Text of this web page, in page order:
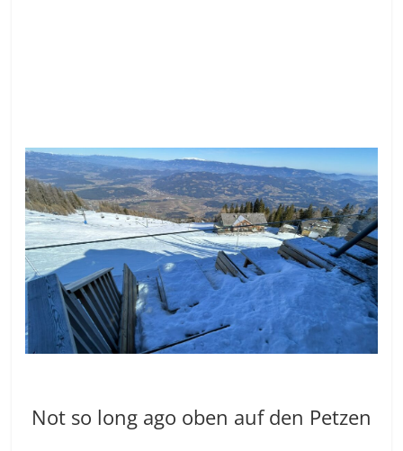
Not so long ago oben auf den Petzen